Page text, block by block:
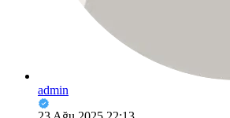
admin